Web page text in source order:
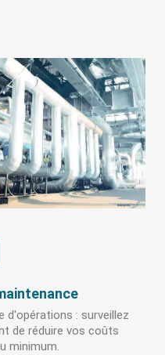
d'opérations : surveillez
de réduire vos coûts
minimum.